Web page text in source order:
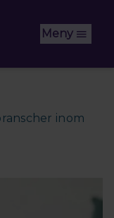
Meny
inom